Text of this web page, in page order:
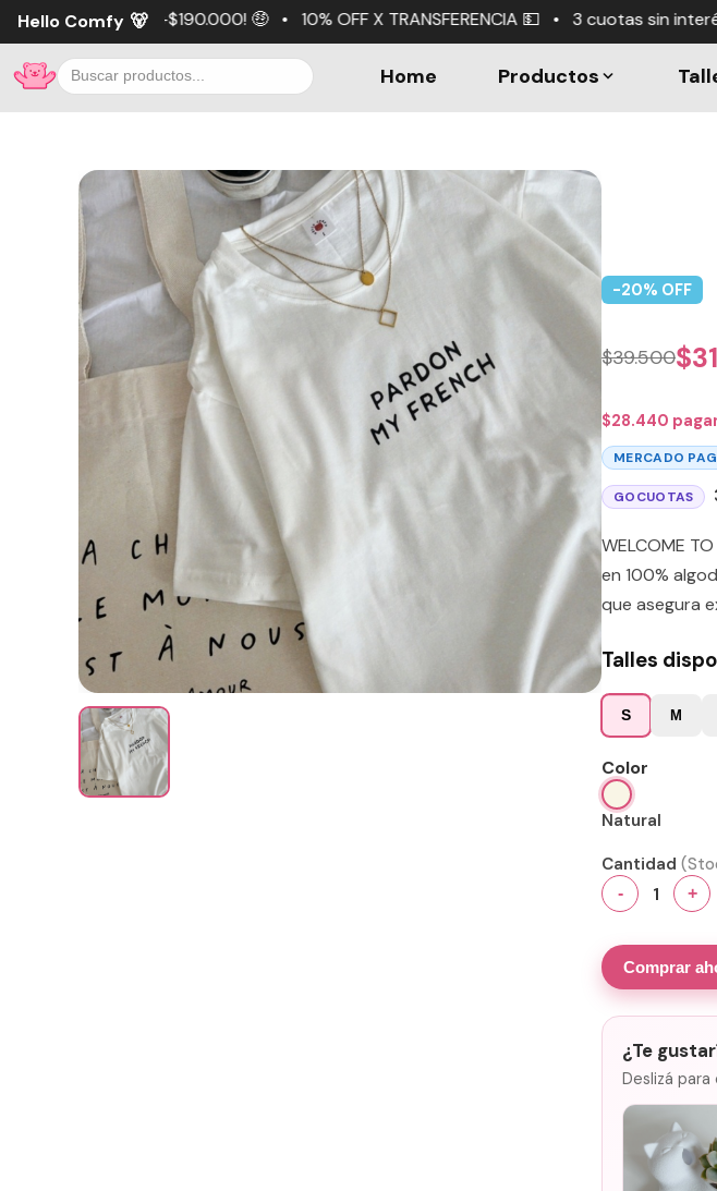
Hello Comfy 🐻
🤑 • 10% OFF X TRANSFERENCIA 💵 • 3 cuotas sin interés 🧸 💳 10% OFF X
Home Productos
-20% OFF
$39.500$
$28.440
MERCADO
GOCUOTAS
WELCOME
en 100%
que asegura
Talles
S M
Color
Natural
Cantidad
- 1 +
Comprar
¿Te
Deslizá